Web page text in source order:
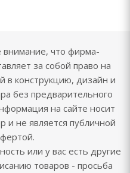
что фирма-
за собой право на
в конструкцию, дизайн и
без предварительного
на сайте носит
и не является публичной
или у вас есть другие
товаров - просьба